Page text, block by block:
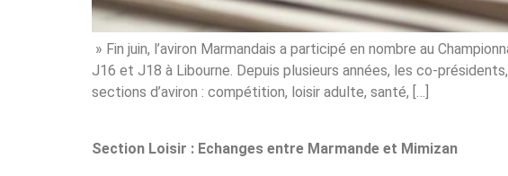
» Fin juin, l’aviron Marmandais a participé en nombre au
J16 et J18 à Libourne. Depuis plusieurs années, les co-
sections d’aviron : compétition, loisir adulte, santé, […]
Section Loisir : Echanges entre Marmande et Mimizan